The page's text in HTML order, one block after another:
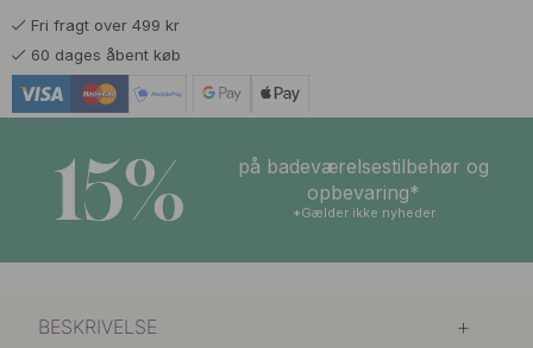
Børstet Ubehandlet Messing
Grafitgrå 119 kr
Kalkgrå
119 kr
139 kr
Fri fragt over 499 kr
60 dages åbent køb
15%
på badeværelsestilbehør og
opbevaring*
*Gælder ikke nyheder
BESKRIVELSE